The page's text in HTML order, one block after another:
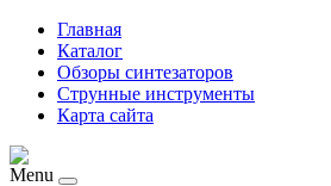
Главная
Каталог
Обзоры синтезаторов
Струнные инструменты
Карта сайта
Menu